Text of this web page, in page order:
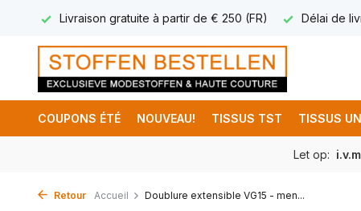
Livraison gratuite à partir de € 250 (FR) Délai de
COUPONS ÉTÉ NOUVEAU! TISSUS TST TISSUS
Let op:
Retour Accueil Doublure extensible VG15 - men...